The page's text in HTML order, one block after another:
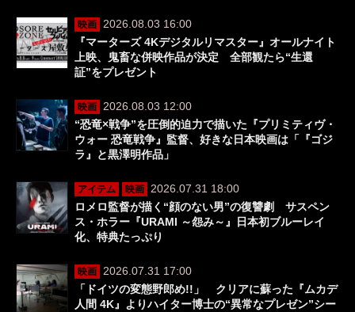
映画 2026.08.03 16:00
『マーターズ 4Kデジタルリマスター』オールナイト
上映、鬼畜な併映作品が決定 全部観たら“生還
証”をプレゼント
映画 2026.08.03 12:00
“恐竜×戦争”を圧倒的迫力で描いた『プリミティヴ・
ウォー 恐竜戦争』監督、好きな日本映画は「『ゴジ
ラ』と黒澤明作品」
アイテム 映画 2026.07.31 18:00
ロメロ監督が描く“顔のない男”の復讐劇 サスペン
ス・ホラー『URAMI ～怨み～』日本初ブルーレイ
化、特典たっぷり
映画 2026.07.31 17:00
「ドイツの変態野郎め!!」 クリアに蘇った『ムカデ
人間 4K』よりハイター博士の“異常なプレゼン”シー